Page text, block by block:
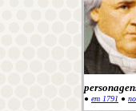
● em 1791 ●